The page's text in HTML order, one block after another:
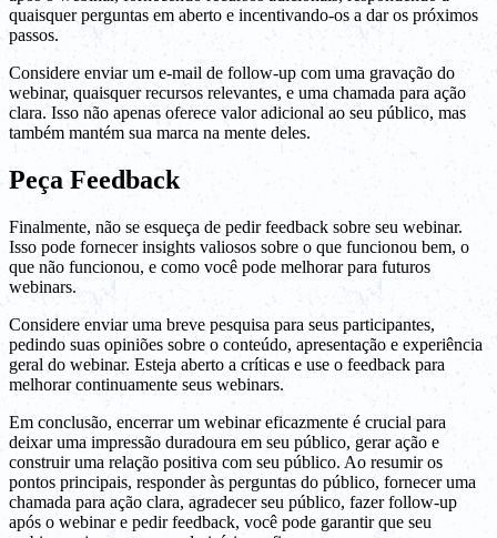
quaisquer perguntas em aberto e incentivando-os a dar os próximos
passos.
Considere enviar um e-mail de follow-up com uma gravação do
webinar, quaisquer recursos relevantes, e uma chamada para ação
clara. Isso não apenas oferece valor adicional ao seu público, mas
também mantém sua marca na mente deles.
Peça Feedback
Finalmente, não se esqueça de pedir feedback sobre seu webinar.
Isso pode fornecer insights valiosos sobre o que funcionou bem, o
que não funcionou, e como você pode melhorar para futuros
webinars.
Considere enviar uma breve pesquisa para seus participantes,
pedindo suas opiniões sobre o conteúdo, apresentação e experiência
geral do webinar. Esteja aberto a críticas e use o feedback para
melhorar continuamente seus webinars.
Em conclusão, encerrar um webinar eficazmente é crucial para
deixar uma impressão duradoura em seu público, gerar ação e
construir uma relação positiva com seu público. Ao resumir os
pontos principais, responder às perguntas do público, fornecer uma
chamada para ação clara, agradecer seu público, fazer follow-up
após o webinar e pedir feedback, você pode garantir que seu